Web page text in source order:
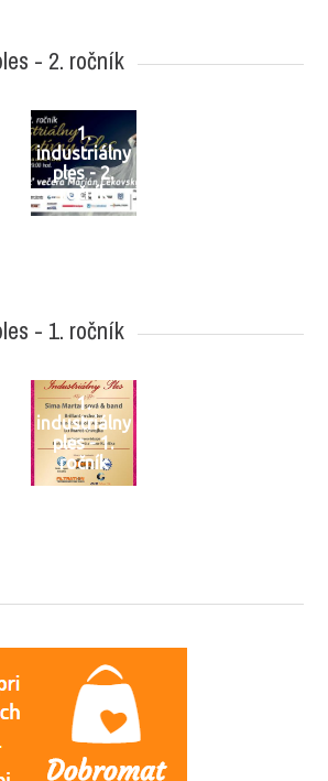
- 2. ročník
1.
industriálny
ples - 2.
ročník
- 1. ročník
1.
industriálny
ples - 1.
ročník